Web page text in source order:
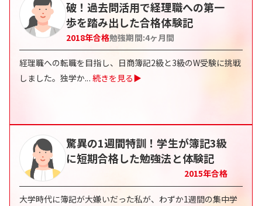
破！過去問活用で経理職への第一
歩を踏み出した合格体験記
2018年合格勉強期間:4ヶ月間
経理職への転職を目指し、日商簿記2級と3級のW受験に挑戦
しました。独学か... 続きを見る▶
驚異の1週間特訓！学生が簿記3級
に短期合格した勉強法と体験記
2015年合格
大学時代に簿記が大嫌いだった私が、わずか1週間の集中学